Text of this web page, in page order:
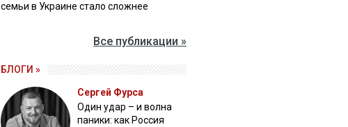
семьи в Украине стало сложнее
Все публикации »
БЛОГИ »
Сергей Фурса
Один удар – и волна
паники: как Россия